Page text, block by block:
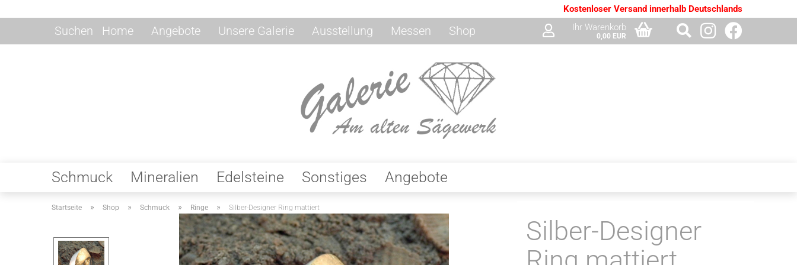
Kostenloser Versand innerhalb Deutschlands
Suchen Home Angebote Unsere Galerie Ausstellung Messen Shop Ihr Warenkorb
0,00 EUR
Schmuck Mineralien Edelsteine Sonstiges Angebote
Startseite » Shop » Schmuck » Ringe » Silber-Designer Ring mattiert
Silber-Designer